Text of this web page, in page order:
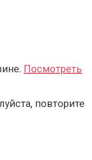
Посмотреть
повторите